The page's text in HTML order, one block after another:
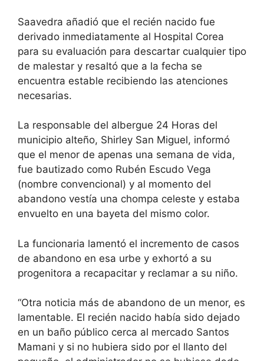
Saavedra añadió que el recién nacido fue
derivado inmediatamente al Hospital Corea
para su evaluación para descartar cualquier tipo
de malestar y resaltó que a la fecha se
encuentra estable recibiendo las atenciones
necesarias.
La responsable del albergue 24 Horas del
municipio alteño, Shirley San Miguel, informó
que el menor de apenas una semana de vida,
fue bautizado como Rubén Escudo Vega
(nombre convencional) y al momento del
abandono vestía una chompa celeste y estaba
envuelto en una bayeta del mismo color.
La funcionaria lamentó el incremento de casos
de abandono en esa urbe y exhortó a su
progenitora a recapacitar y reclamar a su niño.
“Otra noticia más de abandono de un menor, es
lamentable. El recién nacido había sido dejado
en un baño público cerca al mercado Santos
Mamani y si no hubiera sido por el llanto del